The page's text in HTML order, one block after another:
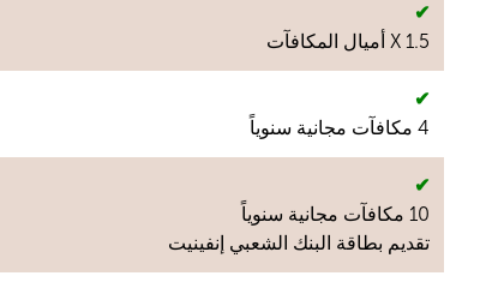
✔
1.5 X أميال المكافآت
✔
4 مكافآت مجانية سنوياً
✔
10 مكافآت مجانية سنوياً
تقديم بطاقة البنك الشعبي إنفينيت